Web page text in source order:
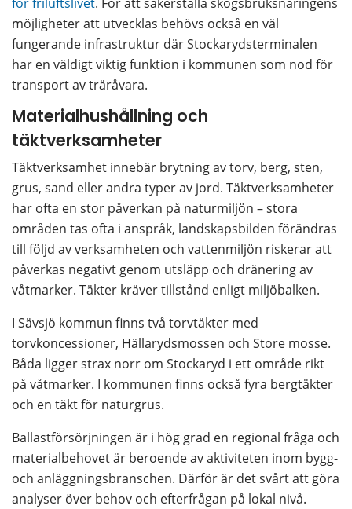
möjligheter att utvecklas behövs också en väl
fungerande infrastruktur där Stockarydsterminalen
har en väldigt viktig funktion i kommunen som nod för
transport av träråvara.
Materialhushållning och
täktverksamheter
Täktverksamhet innebär brytning av torv, berg, sten,
grus, sand eller andra typer av jord. Täktverksamheter
har ofta en stor påverkan på naturmiljön – stora
områden tas ofta i anspråk, landskapsbilden förändras
till följd av verksamheten och vattenmiljön riskerar att
påverkas negativt genom utsläpp och dränering av
våtmarker. Täkter kräver tillstånd enligt miljöbalken.
I Sävsjö kommun finns två torvtäkter med
torvkoncessioner, Hällarydsmossen och Store mosse.
Båda ligger strax norr om Stockaryd i ett område rikt
på våtmarker. I kommunen finns också fyra bergtäkter
och en täkt för naturgrus.
Ballastförsörjningen är i hög grad en regional fråga och
materialbehovet är beroende av aktiviteten inom bygg-
och anläggningsbranschen. Därför är det svårt att göra
analyser över behov och efterfrågan på lokal nivå.